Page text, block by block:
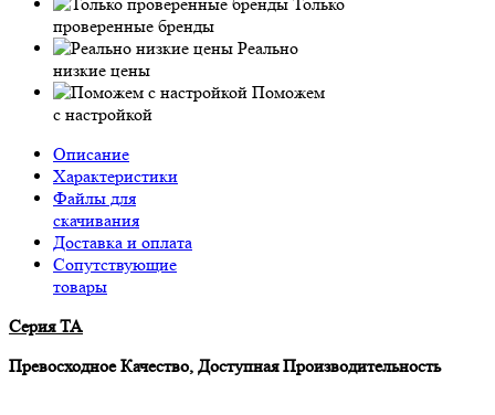
проверенные бренды
Реально
низкие цены
Поможем
с настройкой
Описание
Характеристики
Файлы для
скачивания
Доставка и оплата
Сопутствующие
товары
Серия ТА
Превосходное Качество, Доступная Производительность